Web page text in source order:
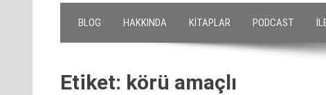
BLOG HAKKINDA KITAPLAR PODCAST
Etiket: körü amaçlı